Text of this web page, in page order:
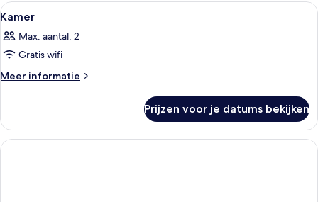
Alle
foto's
voor
Kamer
laden
Een hotelkamer met twee bedden,
1
Kamer
Max. aantal: 2
Gratis wifi
Meer informatie
Meer
Prijzen voor je datums bekijken